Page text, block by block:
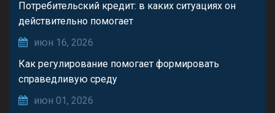
Потребительский кредит: в каких ситуациях он
действительно помогает
июн 16, 2026
Как регулирование помогает формировать
справедливую среду
июн 01, 2026